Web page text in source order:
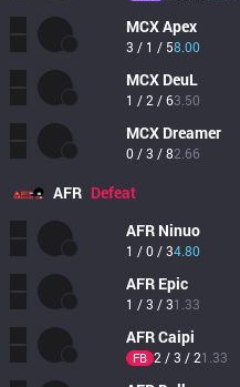
MCXApex
3 / 1 / 58.00
MCX DeuL
1 / 2 / 63.50
MCX Dreamer
0 / 3 / 82.66
AFR Defeat
AFR Ninuo
1 / 0 / 34.80
AFR Epic
1 / 3 / 31.33
AFRCaipi
FB 2 / 3 / 21.33